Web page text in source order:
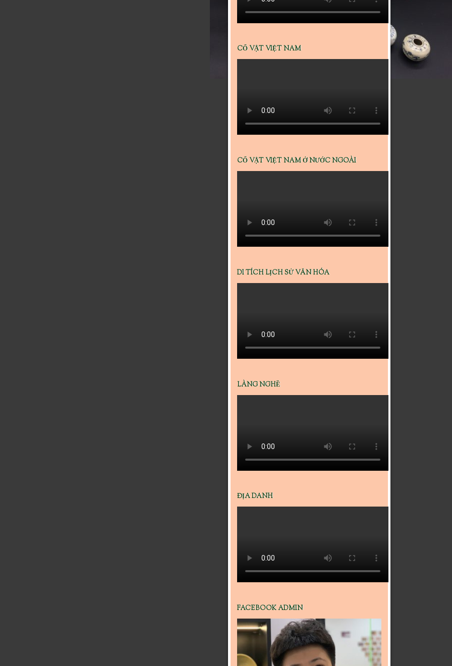
CỔ VẬT VIỆT NAM
CỔ VẬT VIỆT NAM Ở NƯỚC NGOÀI
DI TÍCH LỊCH SỬ VĂN HÓA
LÀNG NGHỀ
ĐỊA DANH
FACEBOOK ADMIN